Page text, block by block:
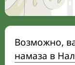
Возможно,
намаза в